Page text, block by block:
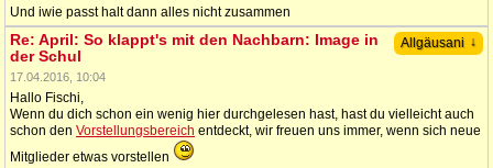
Und iwie passt halt dann alles nicht zusammen
Allgäusani ↓
Re: April: So klappt's mit den Nachbarn: Image in
der Schul
17.04.2016, 10:04
Hallo Fischi,
Wenn du dich schon ein wenig hier durchgelesen hast, hast du vielleicht auch
schon den Vorstellungsbereich entdeckt, wir freuen uns immer, wenn sich neue
Mitglieder etwas vorstellen